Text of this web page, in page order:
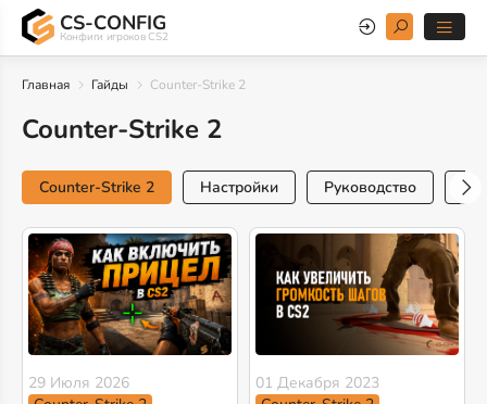
CS-CONFIG
Конфиги игроков CS2
Главная Гайды Counter-Strike 2
Counter-Strike 2
Counter-Strike 2 Настройки Руководство
29 Июля 2026
01 Декабря 2023